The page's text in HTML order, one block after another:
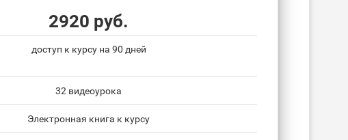
2920 руб.
доступ к курсу на 90 дней
32 видеоурока
Электронная книга к курсу